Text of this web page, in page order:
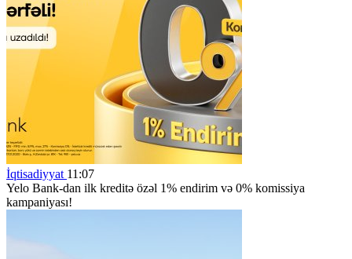
İqtisadiyyat 11:07
Yelo Bank-dan ilk kreditə özəl 1% endirim və 0% komissiya
kampaniyası!